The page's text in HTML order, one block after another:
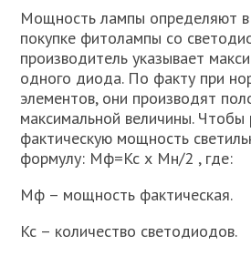
Мощность лампы определяют
покупке фитолампы со
производитель указывает
одного диода. По факту при
элементов, они производят
максимальной величины. Чтобы
фактическую мощность
формулу: Мф=Кс х Мн/2 , где:
Мф – мощность фактическая.
Кс – количество светодиодов.